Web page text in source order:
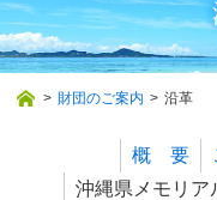
> 財団のご案内 > 沿革
概 要
沖縄県メモリア